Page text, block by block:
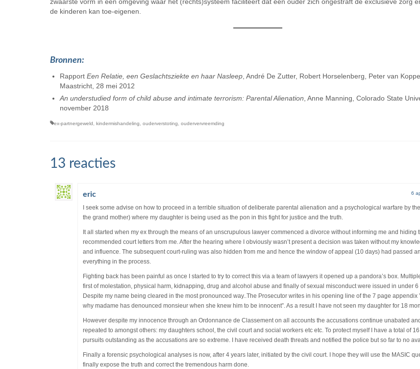
de kinderen kan toe-eigenen.
Bronnen:
Rapport Een Relatie, een Geslachtsziekte en haar Nasleep, André De Zutter, Robert Horselenberg, Peter van
Maastricht, 28 mei 2012
An understudied form of child abuse and intimate terrorism: Parental Alienation, Anne Manning, Colorado State
november 2018
ex-partnergeweld, kindermishandeling, ouderverstoting, oudervervreemding
13 reacties
eric 6
I seek some advise on how to proceed in a terrible situation of deliberate parental alienation and a psychological warfare by
the grand mother) where my daughter is being used as the pon in this fight for justice and the truth.
It all started when my ex through the means of an unscrupulous lawyer commenced a divorce without informing me and hiding
recommended court letters from me. After the hearing where I obviously wasn’t present a decision was taken without my
and influence. The subsequent court-ruling was also hidden from me and hence the window of appeal (10 days) had passed
everything in the process.
Fighting back has been painful as once I started to try to correct this via a team of lawyers it opened up a pandora’s box.
first of molestation, physical harm, kidnapping, drug and alcohol abuse and finally of sexual misconduct were issued in under 6
Despite my name being cleared in the most pronounced way..The Prosecutor writes in his opening line of the 7 page appendix
why madame has denounced monsieur when she knew him to be innocent”. As a result I have not seen my daughter for 18
However despite my innocence through an Ordonnance de Classement on all accounts the accusations continue unabated
repeated to amongst others: my daughters school, the civil court and social workers etc etc. To protect myself I have a total of
pursuits outstanding as the accusations are so extreme. I have received death threats and notified the police but so far to no
Finally a forensic psychological analyses is now, after 4 years later, initiated by the civil court. I hope they will use the MASIC
finally expose the truth and correct the tremendous harm done.